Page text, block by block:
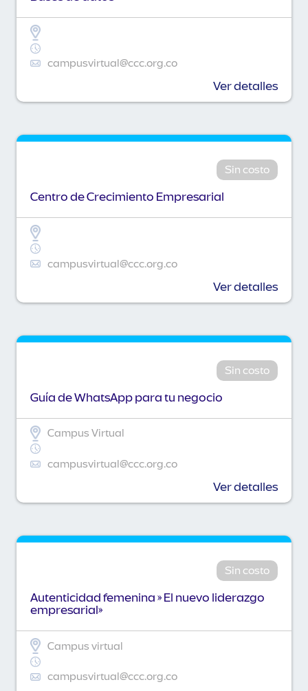
campusvirtual@ccc.org.co
Ver detalles
Sin costo
Centro de Crecimiento Empresarial
campusvirtual@ccc.org.co
Ver detalles
Sin costo
Guía de WhatsApp para tu negocio
Campus Virtual
campusvirtual@ccc.org.co
Ver detalles
Sin costo
Autenticidad femenina » El nuevo liderazgo
empresarial»
Campus virtual
campusvirtual@ccc.org.co